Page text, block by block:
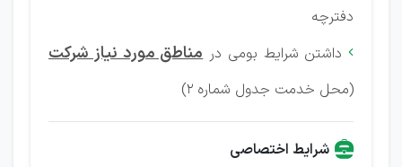
دفترچه
 داشتن شرایط بومی درمناطق مورد نیاز شرکت
(محل خدمت جدول شماره 2)
شرایط اختصاصی